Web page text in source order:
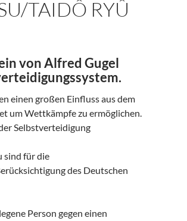
TAIDÔ RYÛ
von Alfred Gugel
einen großen Einfluss aus dem
um Wettkämpfe zu ermöglichen.
Selbstverteidigung
sind für die
des Deutschen
Person gegen einen